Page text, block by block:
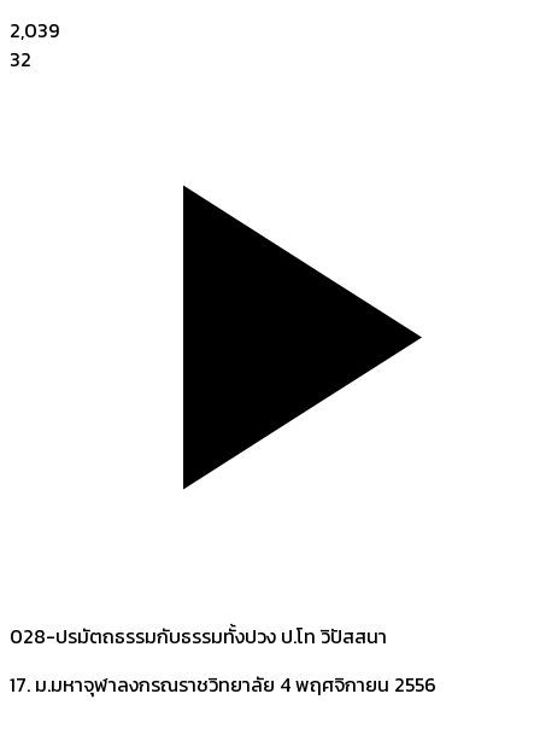
2,039
32
028-ปรมัตถธรรมกับธรรมทั้งปวง ป.โท วิปัสสนา
17. ม.มหาจุฬาลงกรณราชวิทยาลัย 4 พฤศจิกายน 2556